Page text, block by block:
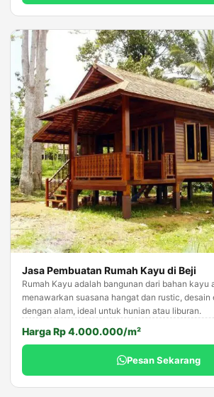
Jasa Pembuatan Rumah Kayu di Beji
Rumah Kayu adalah bangunan dari bahan kayu
menawarkan suasana hangat dan rustic, desain
dengan alam, ideal untuk hunian atau liburan.
Harga Rp 4.000.000/m²
Pesan Sekarang